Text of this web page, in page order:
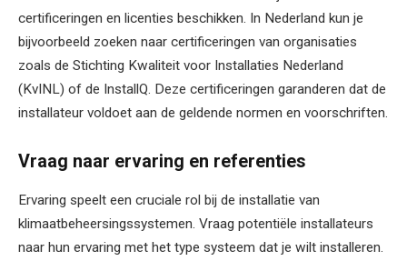
certificeringen en licenties beschikken. In Nederland kun je
bijvoorbeeld zoeken naar certificeringen van organisaties
zoals de Stichting Kwaliteit voor Installaties Nederland
(KvINL) of de InstallQ. Deze certificeringen garanderen dat de
installateur voldoet aan de geldende normen en voorschriften.
Vraag naar ervaring en referenties
Ervaring speelt een cruciale rol bij de installatie van
klimaatbeheersingssystemen. Vraag potentiële installateurs
naar hun ervaring met het type systeem dat je wilt installeren.